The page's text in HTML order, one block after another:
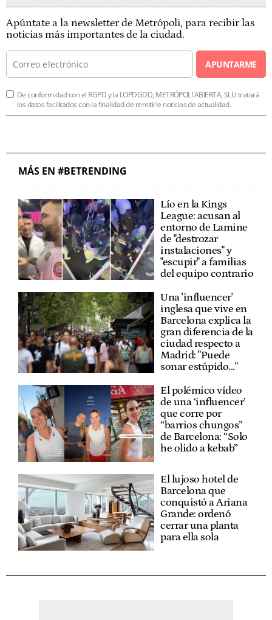
Apúntate a la newsletter de Metrópoli, para recibir las
noticias más importantes de la ciudad.
APUNTARME
De conformidad con el RGPD y la LOPDGDD, METRÓPOLI ABIERTA, SLU tratará
los datos facilitados con la finalidad de remitirle noticias de actualidad.
MÁS EN #BETRENDING
Lío en la Kings
League: acusan al
entorno de Lamine
de "destrozar
instalaciones" y
"escupir" a familias
del equipo contrario
Una 'influencer'
inglesa que vive en
Barcelona explica la
gran diferencia de la
ciudad respecto a
Madrid: "Puede
sonar estúpido..."
El polémico vídeo
de una ‘influencer’
que corre por
“barrios chungos”
de Barcelona: “Solo
he olido a kebab”
El lujoso hotel de
Barcelona que
conquistó a Ariana
Grande: ordenó
cerrar una planta
para ella sola